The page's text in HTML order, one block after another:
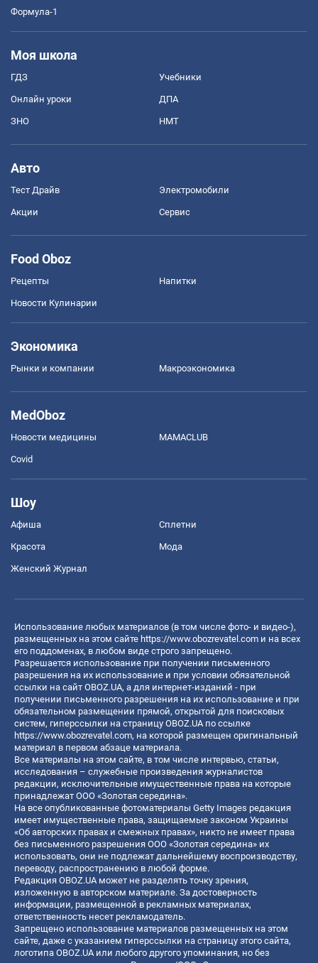
Формула-1
Моя школа
ГДЗ Учебники
Онлайн уроки ДПА
ЗНО НМТ
Авто
Тест Драйв Электромобили
Акции Сервис
Food Oboz
Рецепты Напитки
Новости Кулинарии
Экономика
Рынки и компании Mакроэкономика
MedOboz
Новости медицины MAMACLUB
Covid
Шоу
Афиша Сплетни
Красота Мода
Женский Журнал
Использование любых материалов (в том числе фото- и видео-),
размещенных на этом сайте https://www.obozrevatel.com и на всех
его поддоменах, в любом виде строго запрещено.
Разрешается использование при получении письменного
разрешения на их использование и при условии обязательной
ссылки на сайт OBOZ.UA, а для интернет-изданий - при
получении письменного разрешения на их использование и при
обязательном размещении прямой, открытой для поисковых
систем, гиперссылки на страницу OBOZ.UA по ссылке
https://www.obozrevatel.com, на которой размещен оригинальный
материал в первом абзаце материала.
Все материалы на этом сайте, в том числе интервью, статьи,
исследования – служебные произведения журналистов
редакции, исключительные имущественные права на которые
принадлежат ООО «Золотая середина».
На все опубликованные фотоматериалы Getty Images редакция
имеет имущественные права, защищаемые законом Украины
«Об авторских правах и смежных правах», никто не имеет права
без письменного разрешения ООО «Золотая середина» их
использовать, они не подлежат дальнейшему воспроизводству,
переводу, распространению в любой форме.
Редакция OBOZ.UA может не разделять точку зрения,
изложенную в авторском материале. За достоверность
информации, размещенной в рекламных материалах,
ответственность несет рекламодатель.
Запрещено использование материалов размещенных на этом
сайте, даже с указанием гиперссылки на страницу этого сайта,
логотипа OBOZ.UA или любого другого упоминания, но без